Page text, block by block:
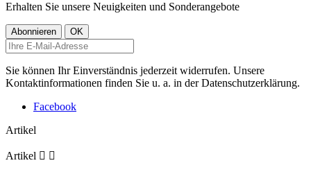
Erhalten Sie unsere Neuigkeiten und Sonderangebote
Sie können Ihr Einverständnis jederzeit widerrufen. Unsere
Kontaktinformationen finden Sie u. a. in der Datenschutzerklärung.
Facebook
Artikel
Artikel  